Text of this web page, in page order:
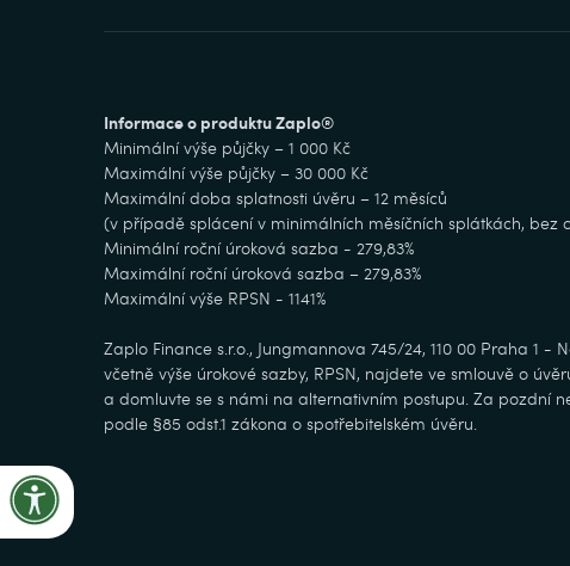
Informace o produktu Zaplo®
Minimální výše půjčky – 1 000 Kč
Maximální výše půjčky – 30 000 Kč
Maximální doba splatnosti úvěru – 12 měsíců
(v případě splácení v minimálních měsíčních splátkách,
Minimální roční úroková sazba - 279,83%
Maximální roční úroková sazba – 279,83%
Maximální výše RPSN - 1141%
Zaplo Finance s.r.o., Jungmannova 745/24, 110 00 Praha 1
včetně výše úrokové sazby, RPSN, najdete ve smlouvě o
a domluvte se s námi na alternativním postupu. Za pozdní
podle §85 odst.1 zákona o spotřebitelském úvěru.